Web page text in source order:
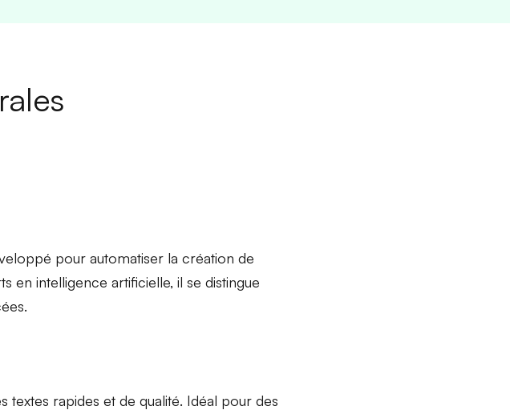
pour automatiser la création de
en intelligence artificielle, il se distingue
.
textes rapides et de qualité. Idéal pour des